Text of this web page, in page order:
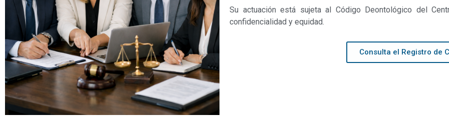
Su actuación está sujeta al Código Deontológico del
confidencialidad y equidad.
Consulta el Registro de